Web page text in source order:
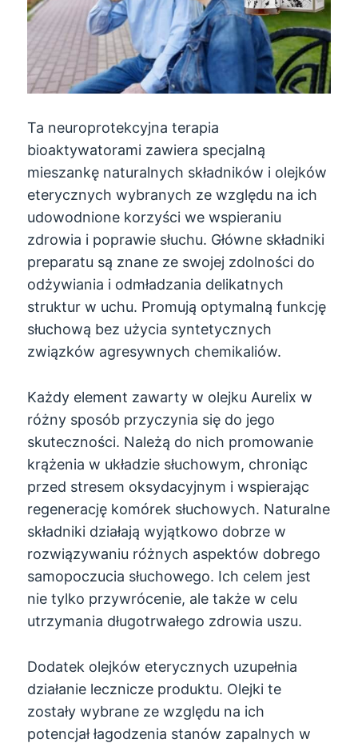
Ta neuroprotekcyjna terapia
bioaktywatorami zawiera specjalną
mieszankę naturalnych składników i olejków
eterycznych wybranych ze względu na ich
udowodnione korzyści we wspieraniu
zdrowia i poprawie słuchu. Główne składniki
preparatu są znane ze swojej zdolności do
odżywiania i odmładzania delikatnych
struktur w uchu. Promują optymalną funkcję
słuchową bez użycia syntetycznych
związków agresywnych chemikaliów.
Każdy element zawarty w olejku Aurelix w
różny sposób przyczynia się do jego
skuteczności. Należą do nich promowanie
krążenia w układzie słuchowym, chroniąc
przed stresem oksydacyjnym i wspierając
regenerację komórek słuchowych. Naturalne
składniki działają wyjątkowo dobrze w
rozwiązywaniu różnych aspektów dobrego
samopoczucia słuchowego. Ich celem jest
nie tylko przywrócenie, ale także w celu
utrzymania długotrwałego zdrowia uszu.
Dodatek olejków eterycznych uzupełnia
działanie lecznicze produktu. Olejki te
zostały wybrane ze względu na ich
potencjał łagodzenia stanów zapalnych w